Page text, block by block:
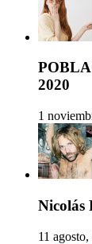
2020
1
Nicolás
11